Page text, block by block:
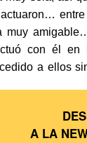
entre
muy
con él en
a ellos
¿ha
A LA